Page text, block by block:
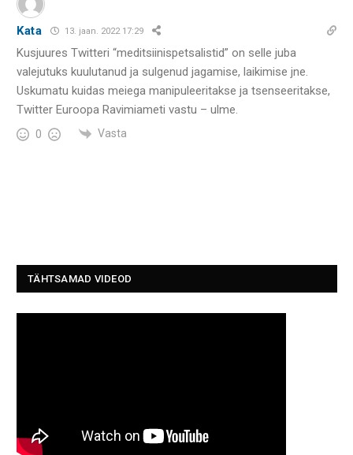
Kata 13. jaan. 2022 17:29
Kusjuures Twitteri “meditsiinispetsalistid” on selle juba
valejutuks kuulutanud ja sulgenud jagamise, laikimise jne.
Uskumatu kuidas meiega manipuleeritakse ja tsenseeritakse,
Twitter Euroopa Ravimiameti vastu – ulme.
0 Vasta
TÄHTSAMAD VIDEOD